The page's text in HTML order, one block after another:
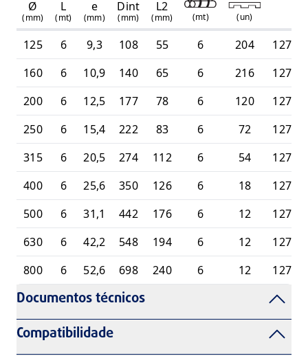
Ø
(mm)
L
(mt)
e
(mm)
Dint
(mm)
L2
(mm) (mt) (un)
125
6 9,3 108 55 6 204
160
6 10,9 140 65 6 216
200
6 12,5 177 78 6 120
250
6 15,4 222 83 6 72
315
6 20,5 274 112 6 54
400
6 25,6 350 126 6 18
500
6 31,1 442 176 6 12
630
6 42,2 548 194 6 12
800
6 52,6 698 240 6 12
Documentos técnicos
Compatibilidade